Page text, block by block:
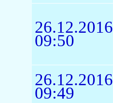
26.12.2016
09:50
26.12.2016
09:49